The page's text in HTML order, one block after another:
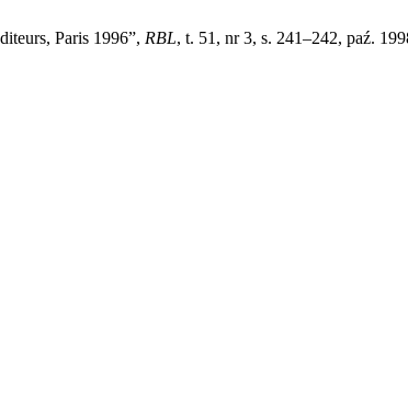
Paris 1996”, RBL, t. 51, nr 3, s. 241–242, paź.